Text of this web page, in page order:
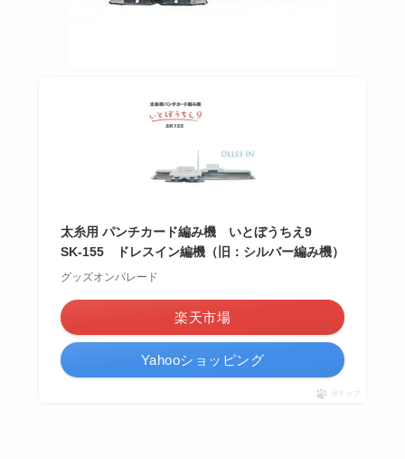
太糸用 パンチカード編み機 いとぼうちえ9
SK-155 ドレスイン編機（旧：シルバー編み機）
グッズオンパレード
楽天市場
Yahooショッピング
ポチップ